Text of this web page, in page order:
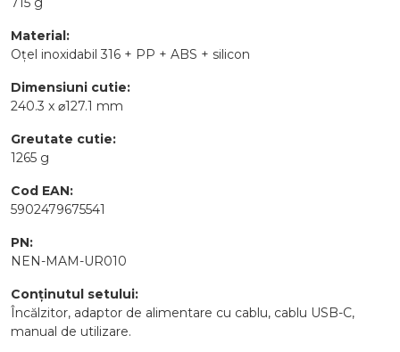
Material:
Oțel inoxidabil 316 + PP + ABS + silicon
Dimensiuni cutie:
240.3 x ⌀127.1 mm
Greutate cutie:
1265 g
Cod EAN:
5902479675541
PN:
NEN-MAM-UR010
Conținutul setului:
Încălzitor, adaptor de alimentare cu cablu, cablu USB-C,
manual de utilizare.